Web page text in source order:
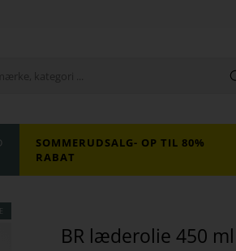
SOMMERUDSALG- OP TIL 80%
RABAT
BR læderolie 450 ml